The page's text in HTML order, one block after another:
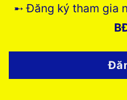
➸ Đăng ký tham gia